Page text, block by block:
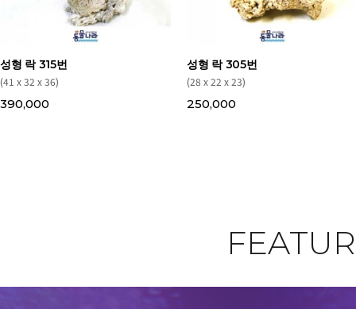
성형 락 315번
(41 x 32 x 36)
390,000
성형 락 305번
(28 x 22 x 23)
250,000